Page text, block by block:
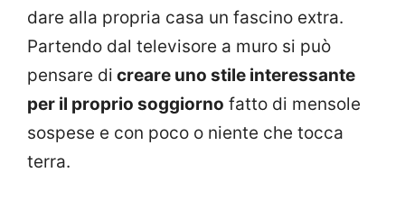
dare alla propria casa un fascino extra.
Partendo dal televisore a muro si può
pensare di creare uno stile interessante
per il proprio soggiorno fatto di mensole
sospese e con poco o niente che tocca
terra.